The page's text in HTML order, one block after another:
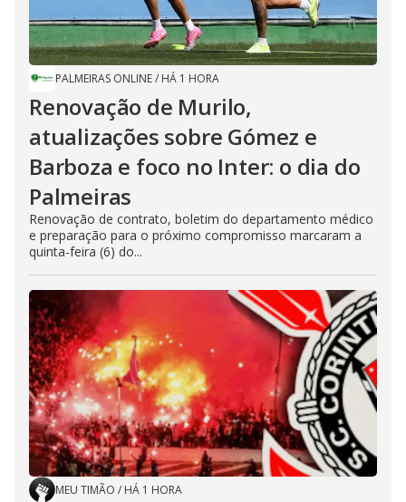
PALMEIRAS ONLINE/ HÁ 1 HORA
Renovação de Murilo,
atualizações sobre Gómez e
Barboza e foco no Inter: o dia do
Palmeiras
Renovação de contrato, boletim do departamento médico
e preparação para o próximo compromisso marcaram a
quinta-feira (6) do...
MEU TIMÃO / HÁ 1 HORA